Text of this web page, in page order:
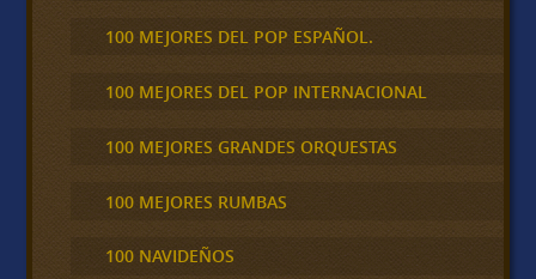
100 MEJORES DEL POP ESPAÑOL.
100 MEJORES DEL POP INTERNACIONAL
100 MEJORES GRANDES ORQUESTAS
100 MEJORES RUMBAS
100 NAVIDEÑOS